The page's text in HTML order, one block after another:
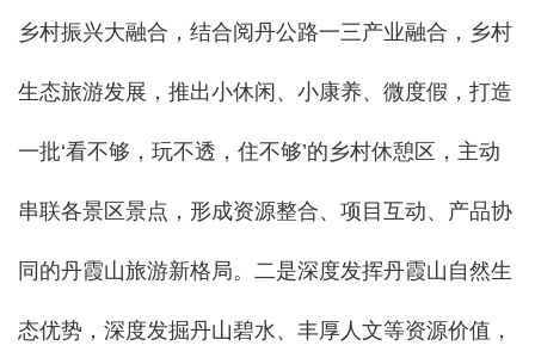
乡村振兴大融合，结合阅丹公路一三产业融合，乡村
生态旅游发展，推出小休闲、小康养、微度假，打造
一批‘看不够，玩不透，住不够’的乡村休憩区，主动
串联各景区景点，形成资源整合、项目互动、产品协
同的丹霞山旅游新格局。二是深度发挥丹霞山自然生
态优势，深度发掘丹山碧水、丰厚人文等资源价值，